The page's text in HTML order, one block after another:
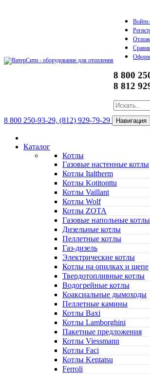
Войти
8 800
8 812
8 800 250-93-29, (812) 929-79-29 Навигация
Каталог
Котлы
Газовые настенные котлы
Котлы Italtherm
Котлы Kotitonttu
Котлы Vaillant
Котлы Wolf
Котлы ZOTA
Газовые напольные котлы
Дизельные котлы
Пеллетные котлы
Газ-дизель
Электрические котлы
Котлы на опилках и щепе
Твердотопливные котлы
Водогрейные котлы
Коаксиальные дымоходы
Пеллетные камины
Котлы Baxi
Котлы Lamborghini
Пакетные предложения
Котлы Viessmann
Котлы Faci
Котлы Kentatsu
Ferroli